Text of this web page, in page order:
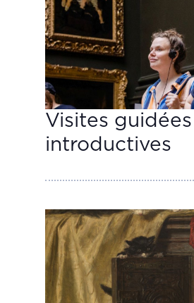
Visites guidées
introductives